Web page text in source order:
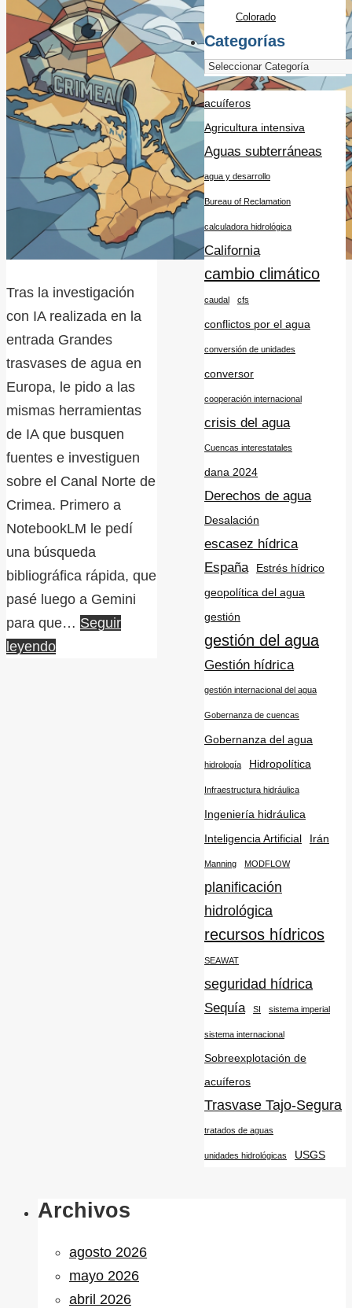
Tras la investigación
con IA realizada en la
entrada Grandes
trasvases de agua en
Europa, le pido a las
mismas herramientas
de IA que busquen
fuentes e investiguen
sobre el Canal Norte de
Crimea. Primero a
NotebookLM le pedí
una búsqueda
bibliográfica rápida, que
pasé luego a Gemini
para que… Seguir
leyendo
Colorado
Categorías
acuíferos
Agricultura intensiva
Aguas subterráneas
agua y desarrollo
Bureau of Reclamation
calculadora hidrológica
California
cambio climático
caudal cfs
conflictos por el agua
conversión de unidades
conversor
cooperación internacional
crisis del agua
Cuencas interestatales
dana 2024
Derechos de agua
Desalación
escasez hídrica
España
Estrés hídrico
geopolítica del agua
gestión
gestión del agua
Gestión hídrica
gestión internacional del agua
Gobernanza de cuencas
Gobernanza del agua
hidrología Hidropolítica
Infraestructura hidráulica
Ingeniería hidráulica
Inteligencia Artificial
Irán
Manning MODFLOW
planificación
hidrológica
recursos hídricos
SEAWAT
seguridad hídrica
Sequía SI sistema imperial
sistema internacional
Sobreexplotación de
acuíferos
Trasvase Tajo-Segura
tratados de aguas
unidades hidrológicas USGS
Archivos
agosto 2026
mayo 2026
abril 2026